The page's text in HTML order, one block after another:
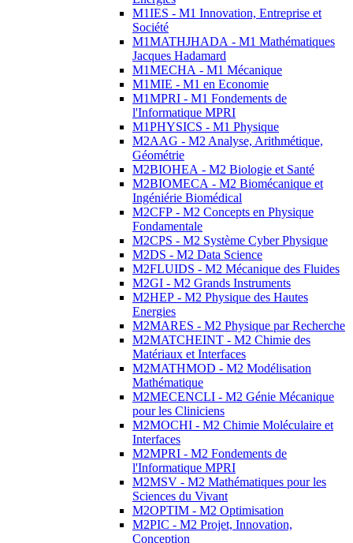
M1IES - M1 Innovation, Entreprise et
Société
M1MATHJHADA - M1 Mathématiques
Jacques Hadamard
M1MECHA - M1 Mécanique
M1MIE - M1 en Economie
M1MPRI - M1 Fondements de
l'Informatique MPRI
M1PHYSICS - M1 Physique
M2AAG - M2 Analyse, Arithmétique,
Géométrie
M2BIOHEA - M2 Biologie et Santé
M2BIOMECA - M2 Biomécanique et
Ingéniérie Biomédical
M2CFP - M2 Concepts en Physique
Fondamentale
M2CPS - M2 Système Cyber Physique
M2DS - M2 Data Science
M2FLUIDS - M2 Mécanique des Fluides
M2GI - M2 Grands Instruments
M2HEP - M2 Physique des Hautes
Energies
M2MARES - M2 Physique par Recherche
M2MATCHEINT - M2 Chimie des
Matériaux et Interfaces
M2MATHMOD - M2 Modélisation
Mathématique
M2MECENCLI - M2 Génie Mécanique
pour les Cliniciens
M2MOCHI - M2 Chimie Moléculaire et
Interfaces
M2MPRI - M2 Fondements de
l'Informatique MPRI
M2MSV - M2 Mathématiques pour les
Sciences du Vivant
M2OPTIM - M2 Optimisation
M2PIC - M2 Projet, Innovation,
Conception